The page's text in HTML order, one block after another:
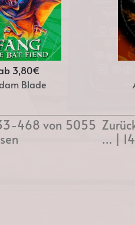
3,80€
Blade
468 von 5055
… |